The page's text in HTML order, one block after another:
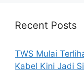
Recent Posts
TWS Mulai
Kabel Kini Jadi